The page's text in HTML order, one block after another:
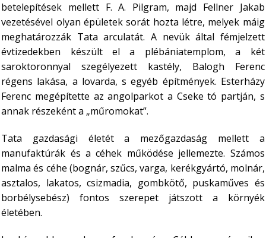
betelepítések mellett F. A. Pilgram, majd Fellner Jakab
vezetésével olyan épületek sorát hozta létre, melyek máig
meghatározzák Tata arculatát. A nevük által fémjelzett
évtizedekben készült el a plébániatemplom, a két
saroktoronnyal szegélyezett kastély, Balogh Ferenc
régens lakása, a lovarda, s egyéb építmények. Esterházy
Ferenc megépítette az angolparkot a Cseke tó partján, s
annak részeként a „műromokat”.
Tata gazdasági életét a mezőgazdaság mellett a
manufaktúrák és a céhek működése jellemezte. Számos
malma és céhe (bognár, szűcs, varga, kerékgyártó, molnár,
asztalos, lakatos, csizmadia, gombkötő, puskaműves és
borbélysebész) fontos szerepet játszott a környék
életében.